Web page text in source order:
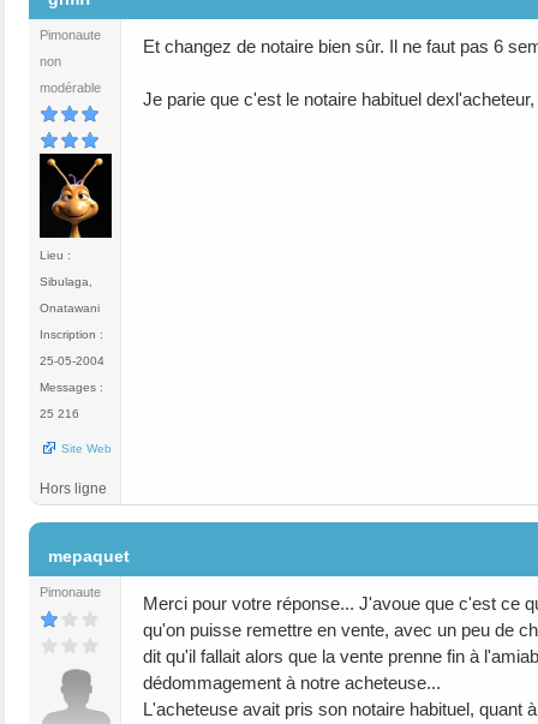
Pimonaute
non
modérable
Lieu :
Sibulaga,
Onatawani
Inscription :
25-05-2004
Messages :
25 216
Site Web
Et changez de notaire bien sûr. Il ne faut pas 6
Je parie que c'est le notaire habituel
Hors ligne
mepaquet
Pimonaute
Merci pour votre réponse... J'avoue que c'est ce
qu'on puisse remettre en vente, avec un peu de
dit qu'il fallait alors que la vente prenne fin à
dédommagement à notre acheteuse...
L'acheteuse avait pris son notaire habituel, quant